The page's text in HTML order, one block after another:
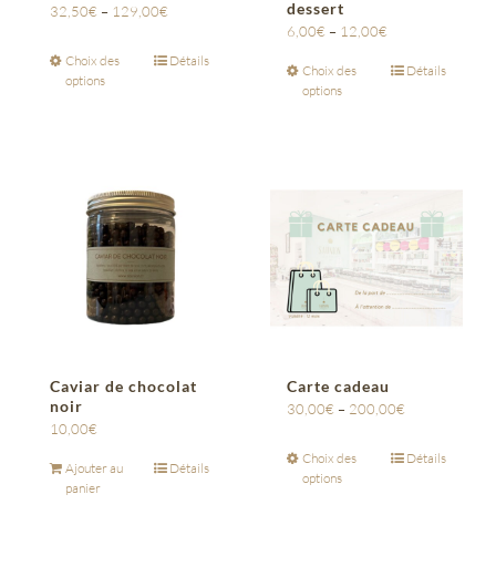
32,50€ – 129,00€
Choix des
options
Détails
dessert
6,00€ – 12,00€
Choix des
options
Détails
Caviar de chocolat
noir
10,00€
Ajouter au
panier
Détails
Carte cadeau
30,00€ – 200,00€
Choix des
options
Détails